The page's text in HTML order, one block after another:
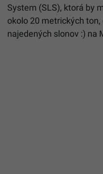
System (SLS), ktorá by
okolo 20 metrických
najedených slonov :) na